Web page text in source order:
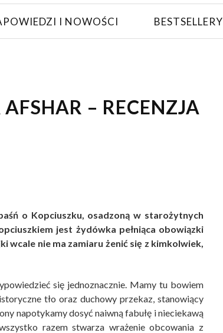
I NOWOŚCI BESTSELLERY
– RECENZJA
o Kopciuszku, osadzoną w starożytnych
jest żydówka pełniąca obowiązki
wcale nie ma zamiaru żenić się z kimkolwiek,
się jednoznacznie. Mamy tu bowiem
tło oraz duchowy przekaz, stanowiący
napotykamy dosyć naiwną fabułę i nieciekawą
razem stwarza wrażenie obcowania z